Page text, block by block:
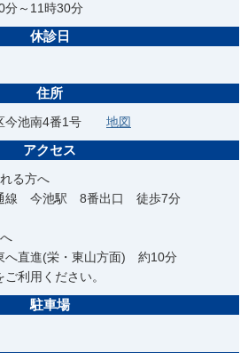
分～11時30分
休診日
住所
今池南4番1号 地図
アクセス
る方へ
線 今池駅 8番出口 徒歩7分
へ直進(栄・東山方面) 約10分
利用ください。
駐車場